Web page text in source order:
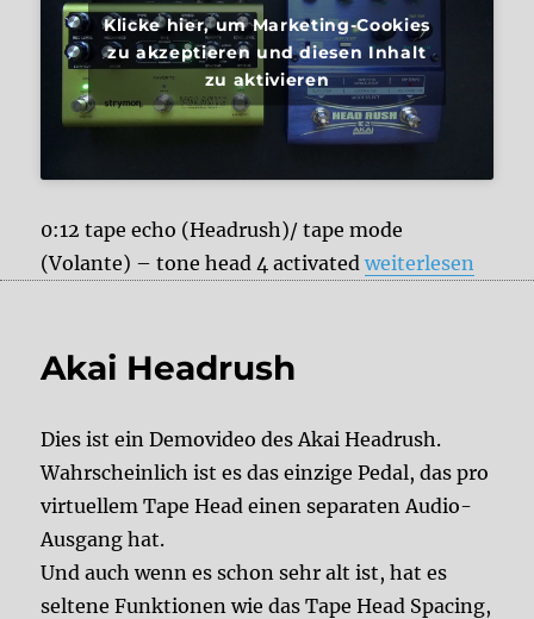
Klicke hier, um Marketing-Cookies
zu akzeptieren und diesen Inhalt
zu aktivieren
0:12 tape echo (Headrush)/ tape mode
(Volante) – tone head 4 activated„Strymon
weiterlesen
Akai Headrush
Dies ist ein Demovideo des Akai Headrush.
Wahrscheinlich ist es das einzige Pedal, das pro
virtuellem Tape Head einen separaten Audio-
Ausgang hat.
Und auch wenn es schon sehr alt ist, hat es
seltene Funktionen wie das Tape Head Spacing,